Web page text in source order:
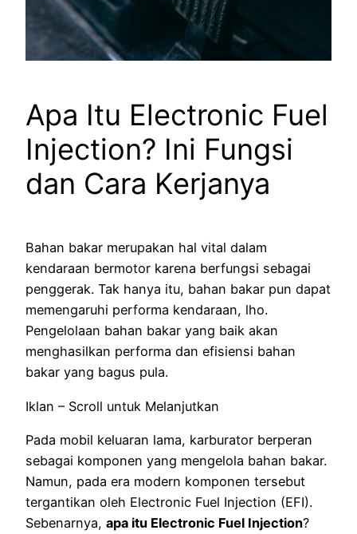
Apa Itu Electronic Fuel
Injection? Ini Fungsi
dan Cara Kerjanya
Bahan bakar merupakan hal vital dalam
kendaraan bermotor karena berfungsi sebagai
penggerak. Tak hanya itu, bahan bakar pun dapat
memengaruhi performa kendaraan, lho.
Pengelolaan bahan bakar yang baik akan
menghasilkan performa dan efisiensi bahan
bakar yang bagus pula.
Iklan – Scroll untuk Melanjutkan
Pada mobil keluaran lama, karburator berperan
sebagai komponen yang mengelola bahan bakar.
Namun, pada era modern komponen tersebut
tergantikan oleh Electronic Fuel Injection (EFI).
Sebenarnya, apa itu Electronic Fuel Injection?